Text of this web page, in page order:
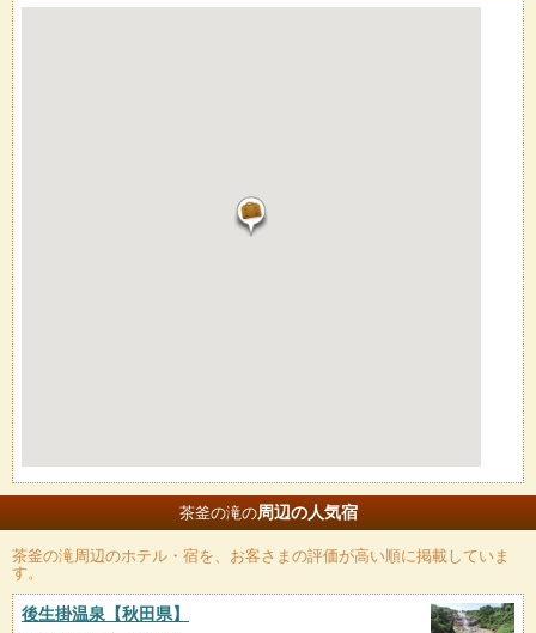
茶釜の滝の周辺の人気宿
茶釜の滝周辺のホテル・宿を、お客さまの評価が高い順に掲載していま
す。
後生掛温泉 【秋田県】